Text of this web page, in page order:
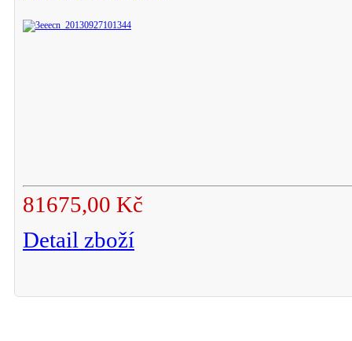
81675,00 Kč
Detail zboží